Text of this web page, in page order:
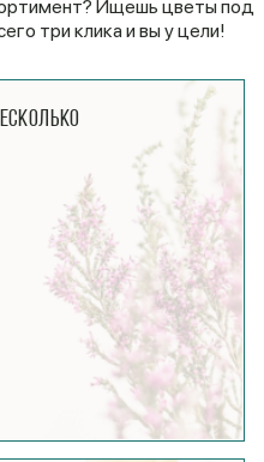
Ищешь цветы под
три клика и вы у цели!